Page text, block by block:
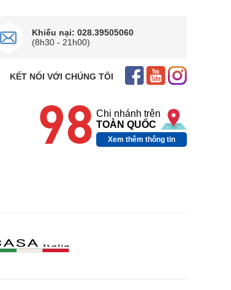
Khiếu nại: 028.39505060
(8h30 - 21h00)
KẾT NỐI VỚI CHÚNG TÔI
98 Chi nhánh trên
TOÀN QUỐC
Xem thêm thông tin